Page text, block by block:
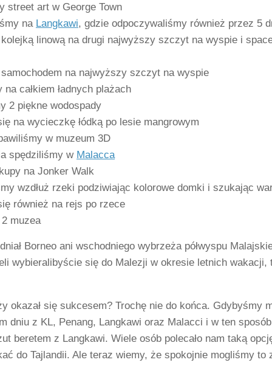
street art w George Town
na Langkawi, gdzie odpoczywaliśmy również przez 5
linową na drugi najwyższy szczyt na wyspie i
na najwyższy szczyt na wyspie
na całkiem ładnych plażach
2 piękne wodospady
na wycieczkę łódką po lesie mangrowym
w muzeum 3D
spędziliśmy w Malacca
na Jonker Walk
wzdłuż rzeki podziwiając kolorowe domki i szukając
również na rejs po rzece
muzea
Borneo ani wschodniego wybrzeża półwyspu
wybieralibyście się do Malezji w okresie letnich
okazał się sukcesem? Trochę nie do końca. Gdybyśmy
dniu z KL, Penang, Langkawi oraz Malacci i w ten
beretem z Langkawi. Wiele osób polecało nam taką
do Tajlandii. Ale teraz wiemy, że spokojnie mogliśmy